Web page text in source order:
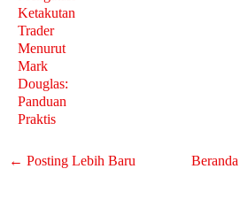
Ketakutan
Trader
Menurut
Mark
Douglas:
Panduan
Praktis
← Posting Lebih Baru Beranda